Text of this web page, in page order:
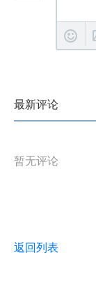
最新评论
暂无评论
返回列表